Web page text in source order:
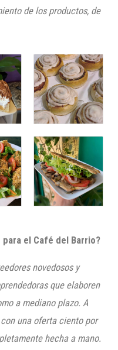
de los productos, de
para el Café del Barrio?
novedosos y
que elaboren
a mediano plazo. A
una oferta ciento por
hecha a mano.